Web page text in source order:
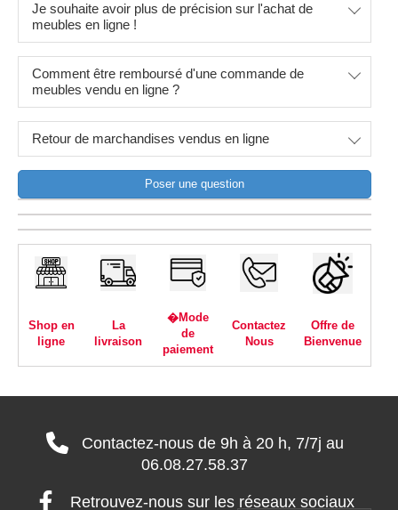
Je souhaite avoir plus de précision sur l'achat de
meubles en ligne !
Comment être remboursé d'une commande de
meubles vendu en ligne ?
Retour de marchandises vendus en ligne
Poser une question
Shop en
ligne
La
livraison
�Mode
de
paiement
Contactez
Nous
Offre de
Bienvenue
Contactez-nous de 9h à 20 h, 7/7j au
06.08.27.58.37
Retrouvez-nous sur les réseaux sociaux